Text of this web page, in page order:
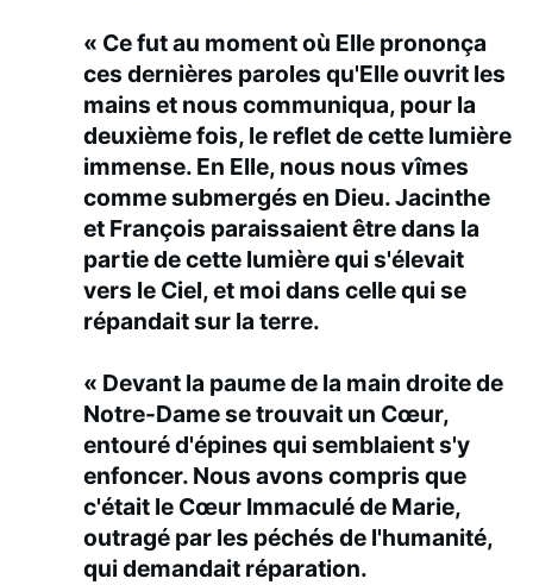
« Ce fut au moment où Elle prononça
ces dernières paroles qu'Elle ouvrit les
mains et nous communiqua, pour la
deuxième fois, le reflet de cette lumière
immense. En Elle, nous nous vîmes
comme submergés en Dieu. Jacinthe
et François paraissaient être dans la
partie de cette lumière qui s'élevait
vers le Ciel, et moi dans celle qui se
répandait sur la terre.
« Devant la paume de la main droite de
Notre-Dame se trouvait un Cœur,
entouré d'épines qui semblaient s'y
enfoncer. Nous avons compris que
c'était le Cœur Immaculé de Marie,
outragé par les péchés de l'humanité,
qui demandait réparation.